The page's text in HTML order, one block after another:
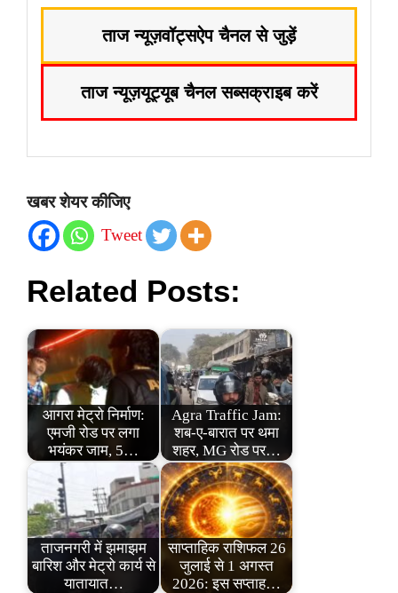
ताज न्यूज़वॉट्सऐप चैनल से जुड़ें
ताज न्यूज़यूट्यूब चैनल सब्सक्राइब करें
खबर शेयर कीजिए
Tweet
Related Posts:
आगरा मेट्रो निर्माण:
एमजी रोड पर लगा
भयंकर जाम, 5…
Agra Traffic Jam:
शब-ए-बारात पर थमा
शहर, MG रोड पर…
ताजनगरी में झमाझम
बारिश और मेट्रो कार्य से
यातायात…
साप्ताहिक राशिफल 26
जुलाई से 1 अगस्त
2026: इस सप्ताह…